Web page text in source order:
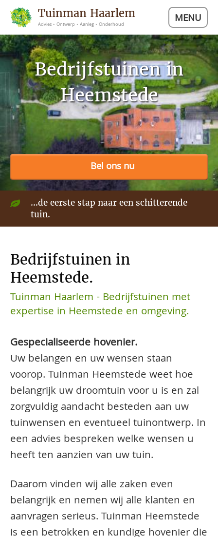
Tuinman Haarlem
Advies • Ontwerp • Aanleg • Onderhoud MENU
Bedrijfstuinen in
Heemstede
Bel ons nu
...de eerste stap naar een schitterende
tuin.
Bedrijfstuinen in
Heemstede.
Tuinman Haarlem - Bedrijfstuinen met
expertise in Heemstede en omgeving.
Gespecialiseerde hovenier.
Uw belangen en uw wensen staan
voorop. Tuinman Heemstede weet hoe
belangrijk uw droomtuin voor u is en zal
zorgvuldig aandacht besteden aan uw
tuinwensen en eventueel tuinontwerp. In
een advies bespreken welke wensen u
heeft ten aanzien van uw tuin.
Daarom vinden wij alle zaken even
belangrijk en nemen wij alle klanten en
aanvragen serieus. Tuinman Heemstede